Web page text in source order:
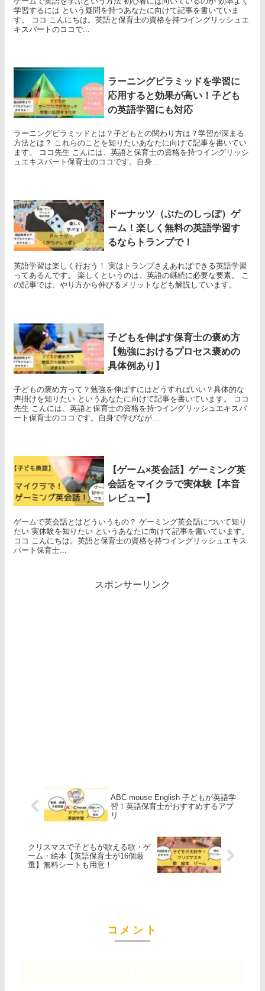
学習するには という疑問を持つあなたに向けて記事を書いていま
す。 ココ こんにちは。英語と保育士の資格を持つイングリッシュエ
キスパートのココで...
ラーニングピラミッドを学習に
応用すると効果が高い！子ども
の英語学習にも対応
ラーニングピラミッドとは？子どもとの関わり方は？学習が深まる
方法とは？ これらのことを知りたいあなたに向けて記事を書いてい
ます。 ココ先生 こんには、英語と保育士の資格を持つイングリッシ
ュエキスパート保育士のココです。自身...
ドーナッツ（ぶたのしっぽ）ゲ
ーム！楽しく無料の英語学習す
るならトランプで！
英語学習は楽しく行おう！ 実はトランプさえあればできる英語学習
ってあるんです。 楽しくというのは、英語の継続に必要な要素。 こ
の記事では、やり方から伸びるメリットなども解説しています。
子どもを伸ばす保育士の褒め方
【勉強におけるプロセス褒めの
具体例あり】
子どもの褒め方って？勉強を伸ばすにはどうすればいい？具体的な
声掛けを知りたい というあなたに向けて記事を書いています。 ココ
先生 こんには、英語と保育士の資格を持つイングリッシュエキスパ
ート保育士のココです。自身で学びなが...
【ゲーム×英会話】ゲーミング英
会話をマイクラで実体験【本音
レビュー】
ゲームで英会話とはどういうもの？ ゲーミング英会話について知り
たい 実体験を知りたい というあなたに向けて記事を書いています。
ココ こんにちは。英語と保育士の資格を持つイングリッシュエキス
パート保育士...
スポンサーリンク
ABC mouse English 子どもが英語学
習！英語保育士がおすすめするアプ
リ
クリスマスで子どもが歌える歌・ゲ
ーム・絵本【英語保育士が16個厳
選】無料シートも用意！
コメント